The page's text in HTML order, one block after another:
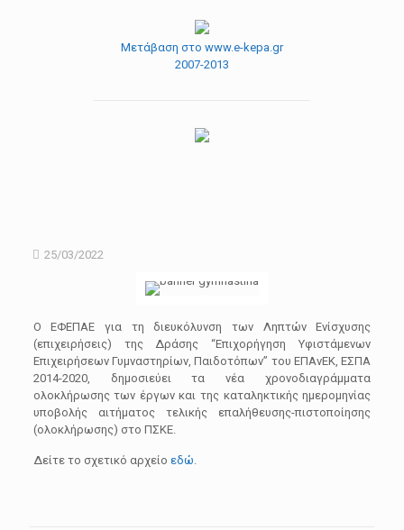
25/03/2022
Ο ΕΦΕΠΑΕ για τη διευκόλυνση των Ληπτών Ενίσχυσης
(επιχειρήσεις) της Δράσης “Επιχορήγηση Υφιστάμενων
Επιχειρήσεων Γυμναστηρίων, Παιδοτόπων” του ΕΠΑνΕΚ, ΕΣΠΑ
2014-2020, δημοσιεύει τα νέα χρονοδιαγράμματα
ολοκλήρωσης των έργων και της καταληκτικής ημερομηνίας
υποβολής αιτήματος τελικής επαλήθευσης-πιστοποίησης
(ολοκλήρωσης) στο ΠΣΚΕ.
Δείτε το σχετικό αρχείο εδώ.
Μετάβαση στο www.e-kepa.gr
2007-2013